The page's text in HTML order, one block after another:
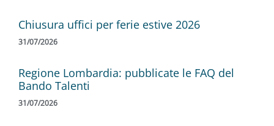
Chiusura uffici per ferie estive 2026
31/07/2026
Regione Lombardia: pubblicate le FAQ del
Bando Talenti
31/07/2026